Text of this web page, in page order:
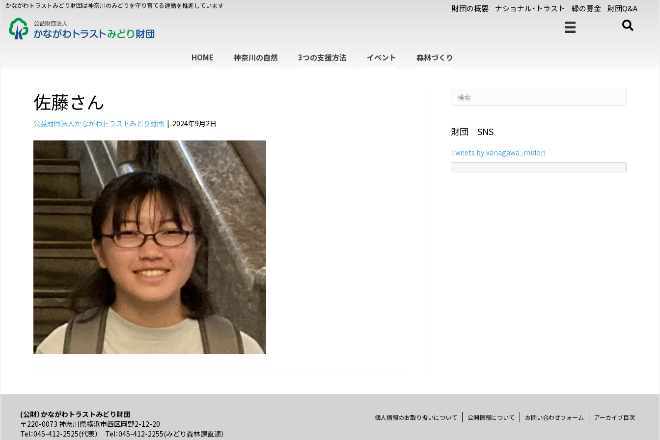
かながわトラストみどり財団は神奈川のみどりを守り育てる運動を推進しています 財団の概要 ナショナル・トラスト 緑の募金 財団Q&A
HOME 神奈川の自然 3つの支援方法 イベント 森林づくり
佐藤さん
公益財団法人かながわトラストみどり財団 | 2024年9月2日
財団 SNS
Tweets by kanagawa_midori
(公財）かながわトラストみどり財団
〒220-0073 神奈川県横浜市西区岡野2-12-20
Tel：045-412-2525(代表） Tel：045-412-2255(みどり森林課直通）
個人情報のお取り扱いについて 公開情報について お問い合わせフォーム アーカイブ目次